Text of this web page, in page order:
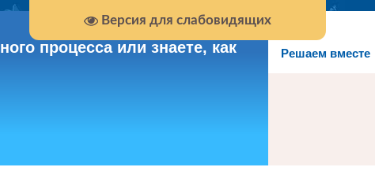
Версия для слабовидящих
Решаем вместе
процесса или знаете, как